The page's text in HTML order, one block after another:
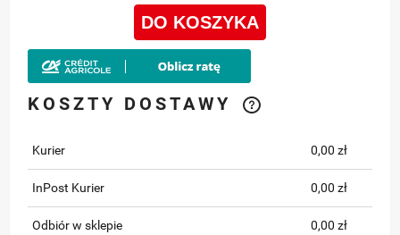
DO KOSZYKA
KOSZTY DOSTAWY
Kurier 0,00 zł
InPost Kurier 0,00 zł
Odbiór w sklepie 0,00 zł